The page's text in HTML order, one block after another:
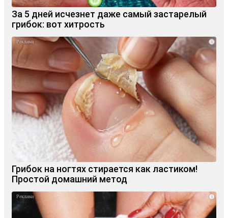
За 5 дней исчезнет даже самый застарелый
грибок: вот хитрость
i
Грибок на ногтях стирается как ластиком!
Простой домашний метод
i